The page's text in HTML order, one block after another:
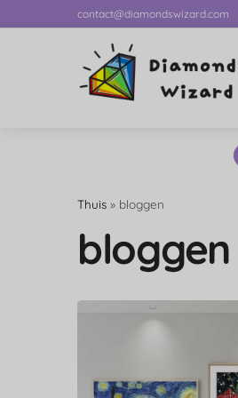
contact@diamondswizard.com
Thuis » bloggen
bloggen